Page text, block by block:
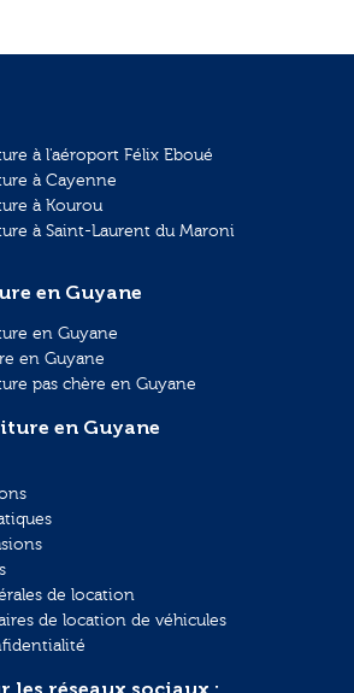
à l'aéroport Félix Eboué
à Cayenne
à Kourou
à Saint-Laurent du Maroni
en Guyane
en Guyane
en Guyane
pas chère en Guyane
en Guyane
de location
de location de véhicules